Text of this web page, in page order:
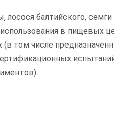
лосося балтийского, семги
в пищевых
(в том числе